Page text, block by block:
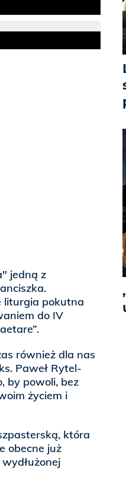
jedną z
liturgia pokutna
do IV
również dla nas
Paweł Rytel-
by powoli, bez
życiem i
która
obecne już